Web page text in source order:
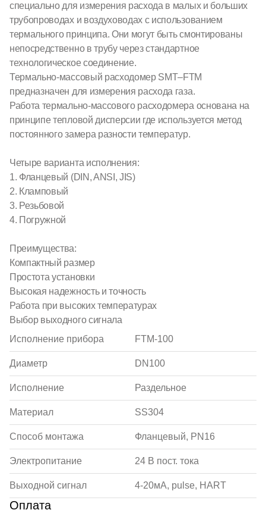
специально для измерения расхода в малых и больших
трубопроводах и воздуховодах с использованием
термального принципа. Они могут быть смонтированы
непосредственно в трубу через стандартное
технологическое соединение.
Термально-массовый расходомер SMT–FTM
предназначен для измерения расхода газа.
Работа термально-массового расходомера основана на
принципе тепловой дисперсии где используется метод
постоянного замера разности температур.
Четыре варианта исполнения:
1. Фланцевый (DIN, ANSI, JIS)
2. Кламповый
3. Резьбовой
4. Погружной
Преимущества:
Компактный размер
Простота установки
Высокая надежность и точность
Работа при высоких температурах
Выбор выходного сигнала
Исполнение прибора
FTM-100
Диаметр DN100
Исполнение Раздельное
Материал SS304
Способ монтажа Фланцевый, PN16
Электропитание 24 В пост. тока
Выходной сигнал 4-20мА, pulse, HART
Оплата